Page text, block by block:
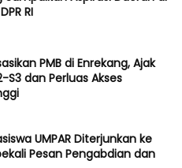
RI
PMB di Enrekang, Ajak
S3 dan Perluas Akses
UMPAR Diterjunkan ke
Pesan Pengabdian dan